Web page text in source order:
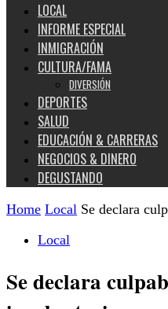
LOCAL
INFORME ESPECIAL
INMIGRACIÓN
CULTURA/FAMA
DIVERSIÓN
DEPORTES
SALUD
EDUCACIÓN & CARRERAS
NEGOCIOS & DINERO
DEGUSTANDO
Home Local Se declara
Local
Se declara